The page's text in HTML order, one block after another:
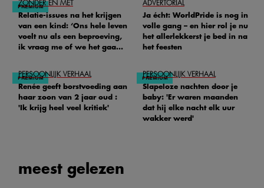
ZONDER EN MET
Relatie-issues na het krijgen
van een kind: ‘Ons hele leven
voelt nu als een beproeving,
ik vraag me of we het gaan
ADVERTORIAL
Ja écht: WorldPride is nog in
volle gang – en hier rol je nu
het allerlekkerst je bed in na
het feesten
PERSOONLIJK VERHAAL
Renée geeft borstvoeding aan
haar zoon van 2 jaar oud :
'Ik krijg heel veel kritiek'
PERSOONLIJK VERHAAL
Slapeloze nachten door je
baby: 'Er waren maanden
dat hij elke nacht elk uur
wakker werd'
meest gelezen